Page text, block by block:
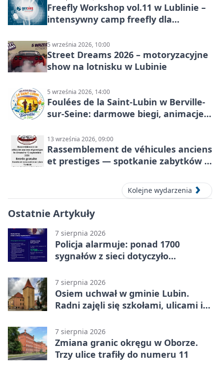
Freefly Workshop vol.11 w Lublinie –
intensywny camp freefly dla
5 września 2026, 10:00
Street Dreams 2026 – motoryzacyjne
show na lotnisku w Lubinie
5 września 2026, 14:00
Foulées de la Saint-Lubin w Berville-
sur-Seine: darmowe biegi, animacje i
13 września 2026, 09:00
Rassemblement de véhicules anciens
et prestiges — spotkanie zabytków i
Kolejne wydarzenia
Ostatnie Artykuły
7 sierpnia 2026
Policja alarmuje: ponad 1700
sygnałów z sieci dotyczyło
7 sierpnia 2026
Osiem uchwał w gminie Lubin.
Radni zajęli się szkołami, ulicami i
7 sierpnia 2026
Zmiana granic okręgu w Oborze.
Trzy ulice trafiły do numeru 11